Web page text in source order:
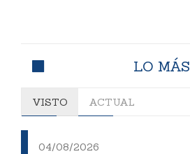
LO MÁS
VISTO ACTUAL
04/08/2026